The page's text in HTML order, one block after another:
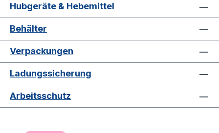
Hubgeräte & Hebemittel
Behälter
Verpackungen
Ladungssicherung
Arbeitsschutz